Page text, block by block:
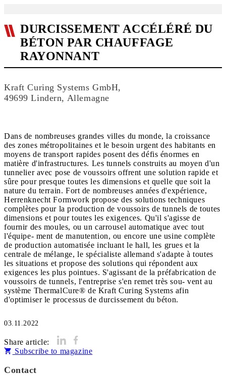
DURCISSEMENT ACCÉLÉRÉ DU
BÉTON PAR CHAUFFAGE
RAYONNANT
Kraft Curing Systems GmbH,
49699 Lindern, Allemagne
Dans de nombreuses grandes villes du monde, la croissance
des zones métropolitaines et le besoin urgent des habitants en
moyens de transport rapides posent des défis énormes en
matière d'infrastructures. Les tunnels construits au moyen d'un
tunnelier avec pose de voussoirs offrent une solution rapide et
sûre pour presque toutes les dimensions et quelle que soit la
nature du terrain. Fort de nombreuses années d'expérience,
Herrenknecht Formwork propose des solutions techniques
complètes pour la production de voussoirs de tunnels de toutes
dimensions et pour toutes les exigences. Qu'il s'agisse de
fournir des moules, ou un carrousel automatique avec tout
l'équipe- ment de manutention, ou encore une usine complète
de production automatisée incluant le hall, les grues et la
centrale de mélange, le spécialiste allemand s'adapte à toutes
les situations et propose des solutions qui répondent aux
exigences les plus pointues. S'agissant de la préfabrication de
voussoirs de tunnels, l'entreprise s'en remet très sou- vent au
système ThermalCure® de Kraft Curing Systems afin
d'optimiser le processus de durcissement du béton.
03.11.2022
Share article:
Subscribe to magazine
Contact